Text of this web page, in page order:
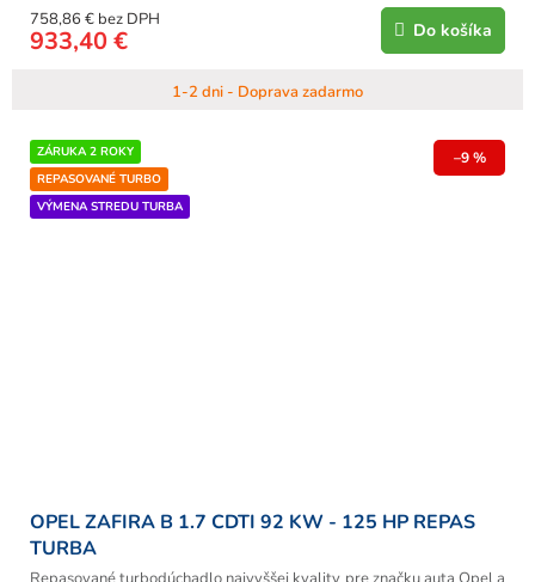
1-2 dni - Doprava zadarmo
758,86 € bez DPH
933,40 € Do košíka
ZÁRUKA 2 ROKY
REPASOVANÉ TURBO
VÝMENA STREDU TURBA
–9 %
OPEL ZAFIRA B 1.7 CDTI 92 KW - 125 HP REPAS
TURBA